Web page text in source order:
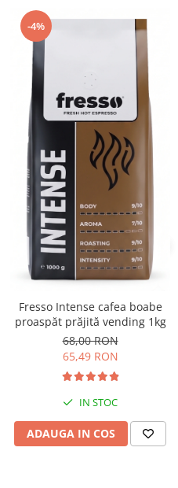
-4%
Fresso Intense cafea boabe
proaspăt prăjită vending 1kg
68,00 RON
65,49 RON
IN STOC
ADAUGA IN COS